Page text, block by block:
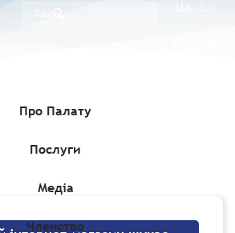
Про Палату
Послуги
Медіа
Членство
пропозиції»Німецький інтернет-